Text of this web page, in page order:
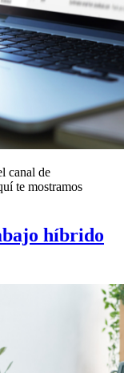
canal de
te mostramos
híbrido